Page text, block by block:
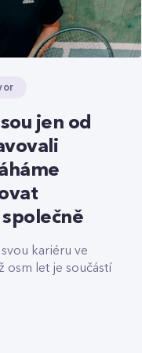
jen od
kariéru ve
osm let je součástí